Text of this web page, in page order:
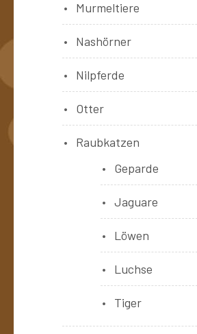
Murmeltiere
Nashörner
Nilpferde
Otter
Raubkatzen
Geparde
Jaguare
Löwen
Luchse
Tiger